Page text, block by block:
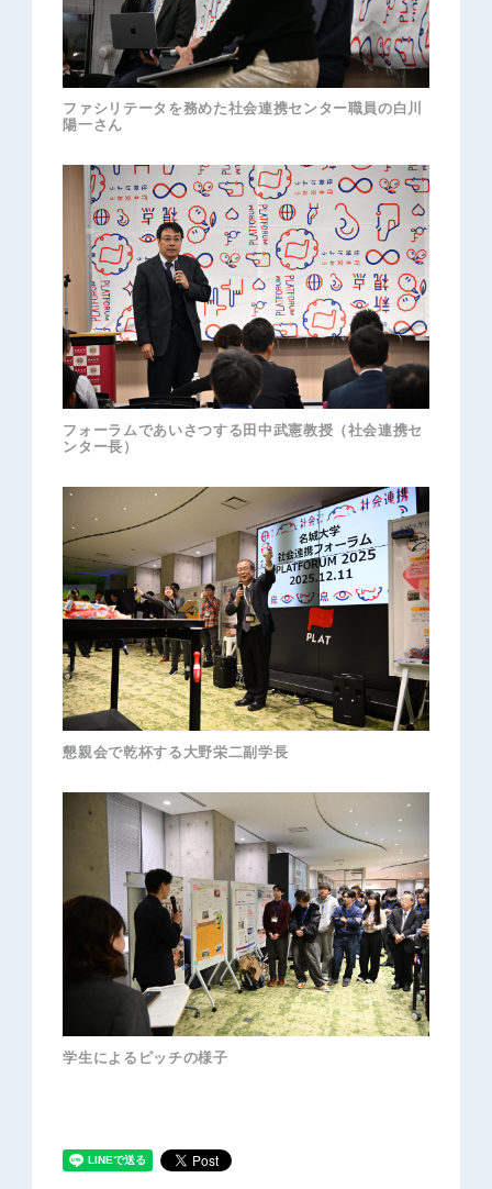
ファシリテータを務めた社会連携センター職員の白川
陽一さん
フォーラムであいさつする田中武憲教授（社会連携セ
ンター長）
懇親会で乾杯する大野栄二副学長
学生によるピッチの様子